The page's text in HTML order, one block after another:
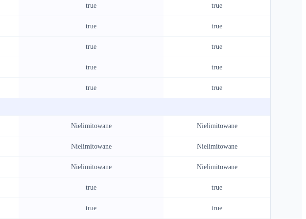
true true
true true
true true
true true
true true
Nielimitowane Nielimitowane
Nielimitowane Nielimitowane
Nielimitowane Nielimitowane
true true
true true